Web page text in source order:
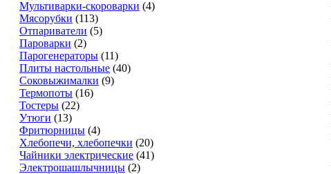
Мультиварки-скороварки (4)
Мясорубки (113)
Отпариватели (5)
Пароварки (2)
Парогенераторы (11)
Плиты настольные (40)
Соковыжималки (9)
Термопоты (16)
Тостеры (22)
Утюги (13)
Фритюрницы (4)
Хлебопечи, хлебопечки (20)
Чайники электрические (41)
Электрошашлычницы (2)